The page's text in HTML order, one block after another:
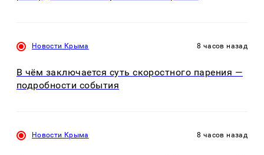
Новости Крыма 8 часов назад
В чём заключается суть скоростного парения —
подробности события
Новости Крыма 8 часов назад